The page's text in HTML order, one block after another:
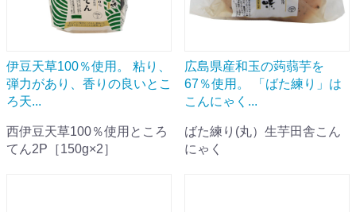
伊豆天草100％使用。 粘り、
弾力があり、香りの良いとこ
ろ天...
西伊豆天草100％使用ところ
てん2P［150g×2］
広島県産和玉の蒟蒻芋を
67％使用。 「ばた練り」は
こんにゃく...
ばた練り(丸）生芋田舎こん
にゃく